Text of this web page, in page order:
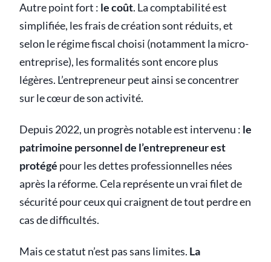
Autre point fort : le coût. La comptabilité est
simplifiée, les frais de création sont réduits, et
selon le régime fiscal choisi (notamment la micro-
entreprise), les formalités sont encore plus
légères. L’entrepreneur peut ainsi se concentrer
sur le cœur de son activité.
Depuis 2022, un progrès notable est intervenu : le
patrimoine personnel de l’entrepreneur est
protégé pour les dettes professionnelles nées
après la réforme. Cela représente un vrai filet de
sécurité pour ceux qui craignent de tout perdre en
cas de difficultés.
Mais ce statut n’est pas sans limites. La